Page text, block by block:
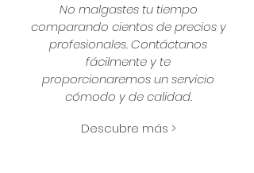
No malgastes tu tiempo
comparando cientos de precios y
profesionales. Contáctanos
fácilmente y te
proporcionaremos un servicio
cómodo y de calidad.
Descubre más >